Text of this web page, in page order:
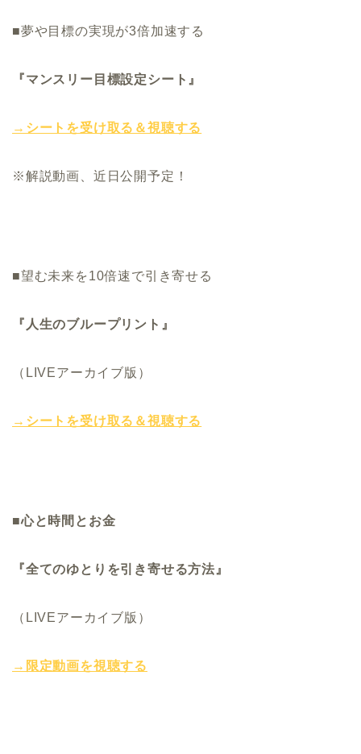
■夢や目標の実現が3倍加速する
『マンスリー目標設定シート』
→シートを受け取る＆視聴する
※解説動画、近日公開予定！
■望む未来を10倍速で引き寄せる
『人生のブループリント』
（LIVEアーカイブ版）
→シートを受け取る＆視聴する
■心と時間とお金
『全てのゆとりを引き寄せる方法』
（LIVEアーカイブ版）
→限定動画を視聴する